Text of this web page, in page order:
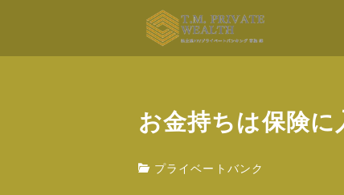
お金持ちは保険
プライベートバンク